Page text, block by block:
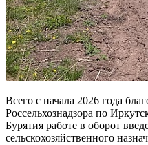
Всего с начала 2026 года
Россельхознадзора по
Бурятия работе в оборот
сельскохозяйственного